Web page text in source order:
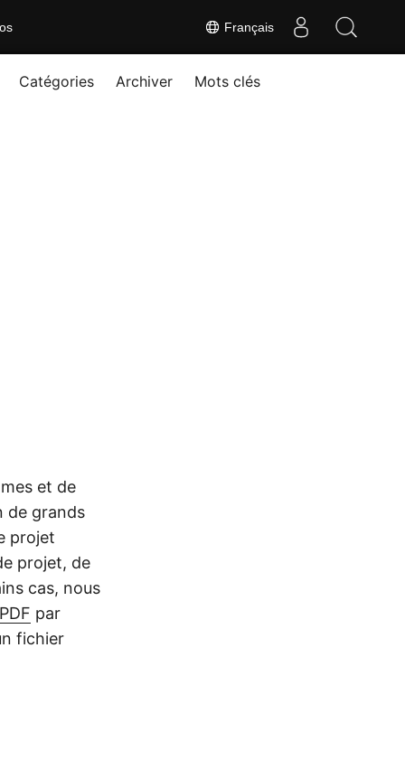
Français
Catégories Archiver Mots clés
et de
de grands
projet
projet, de
cas, nous
PDF par
fichier